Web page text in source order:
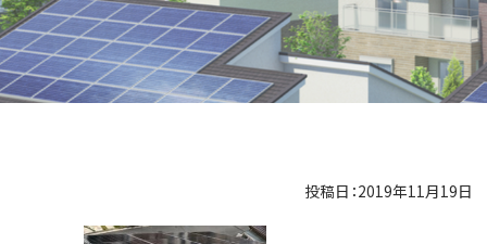
投稿日：2019年11月19日